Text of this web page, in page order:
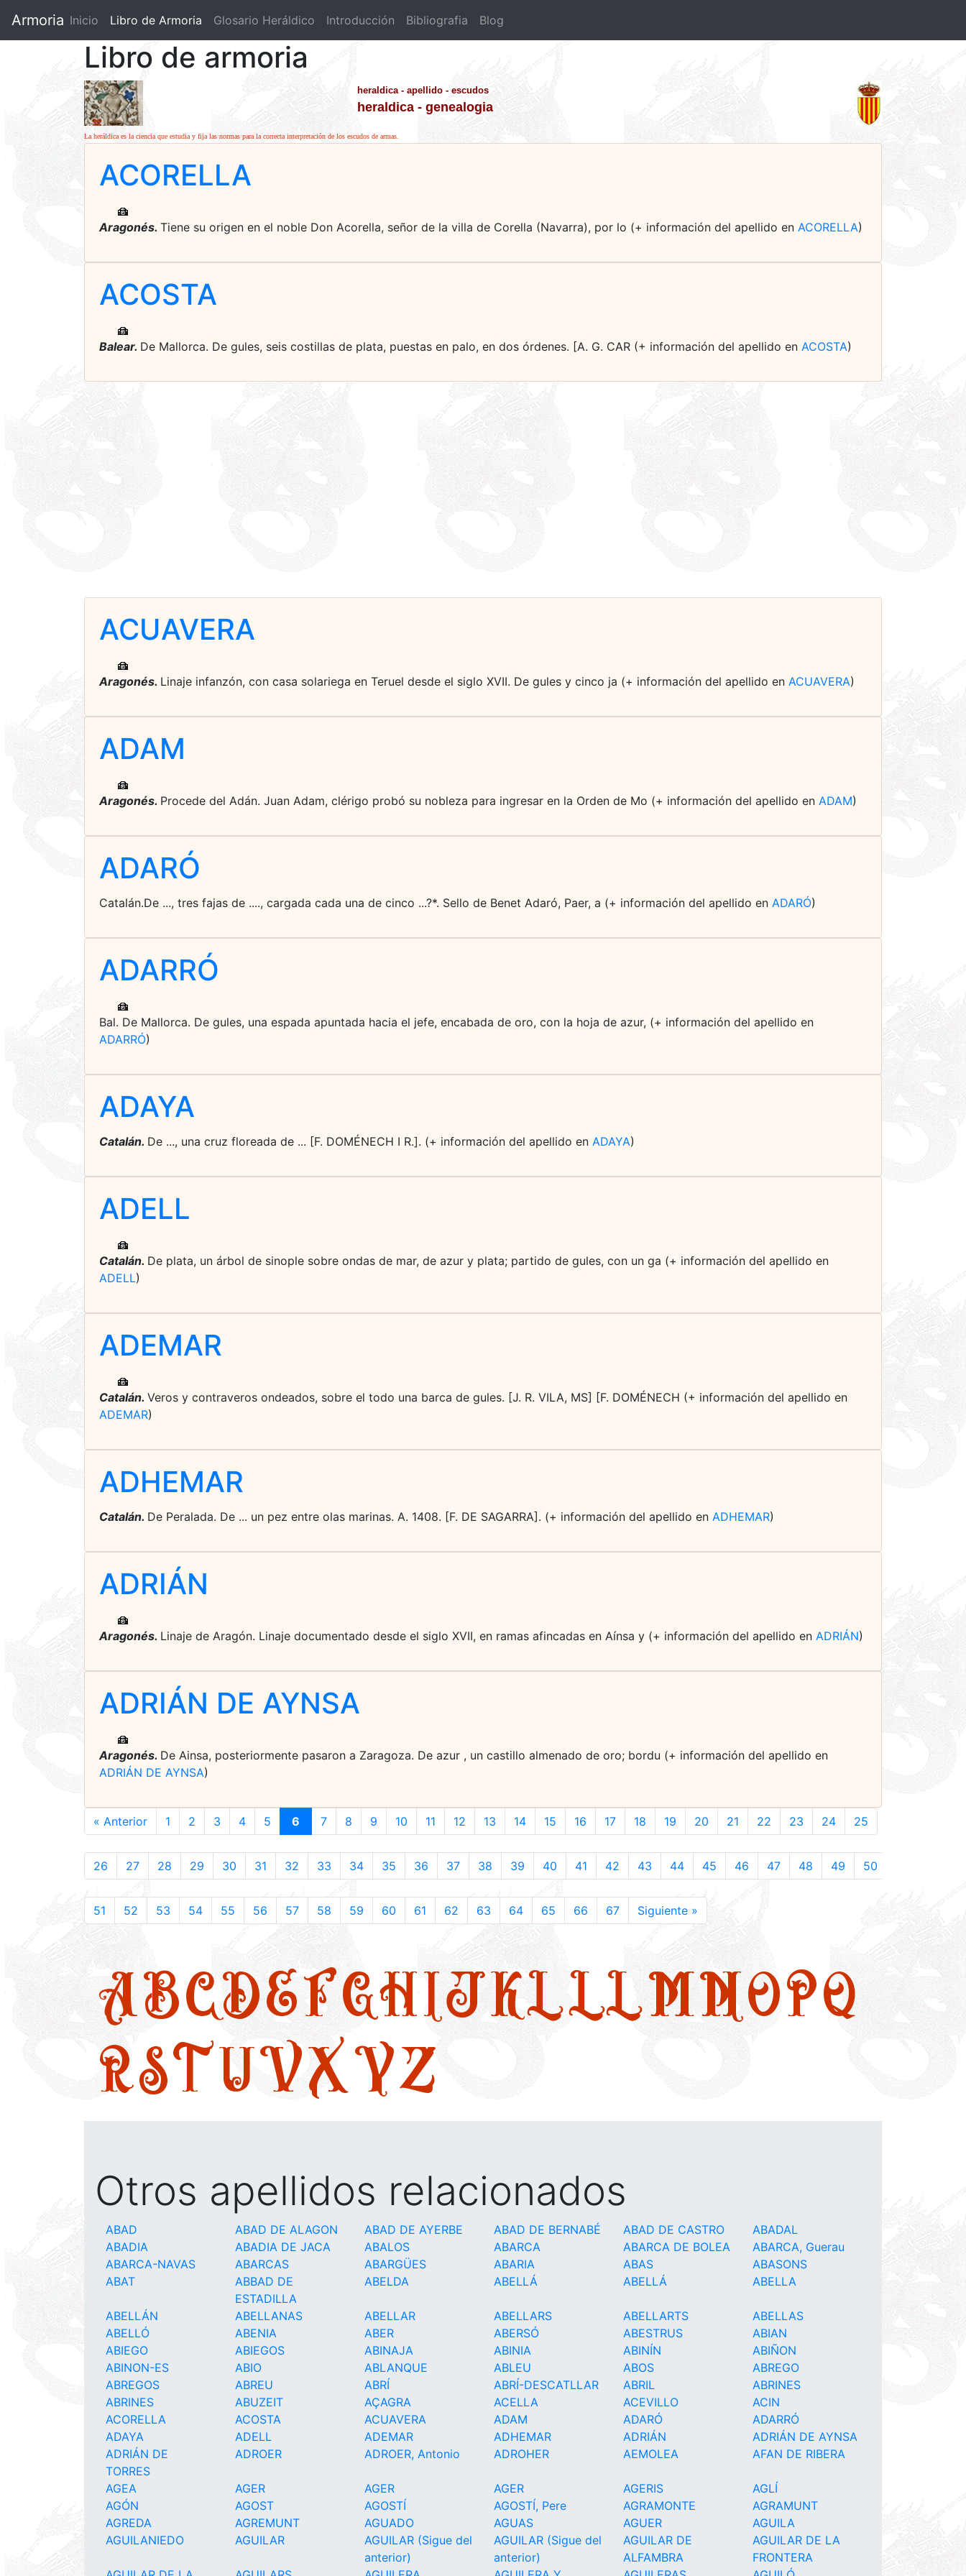
Armoria Inicio Libro de Armoria (current)
Glosario Heráldico Introducción Bibliografia Blog
Libro de armoria
heraldica - apellido - escudos
heraldica - genealogia
La heráldica es la ciencia que estudia y fija las normas para la correcta interpretación de los escudos de armas.
ACORELLA
Aragonés. Tiene su origen en el noble Don Acorella, señor de la villa de Corella (Navarra), por lo (+ información del apellido en ACORELLA)
ACOSTA
Balear. De Mallorca. De gules, seis costillas de plata, puestas en palo, en dos órdenes. [A. G. CAR (+ información del apellido en ACOSTA)
ACUAVERA
Aragonés. Linaje infanzón, con casa solariega en Teruel desde el siglo XVII. De gules y cinco ja (+ información del apellido en ACUAVERA)
ADAM
Aragonés. Procede del Adán. Juan Adam, clérigo probó su nobleza para ingresar en la Orden de Mo (+ información del apellido en ADAM)
ADARÓ
Catalán.De ..., tres fajas de ...., cargada cada una de cinco ...?*. Sello de Benet Adaró, Paer, a (+ información del apellido en ADARÓ)
ADARRÓ
Bal. De Mallorca. De gules, una espada apuntada hacia el jefe, encabada de oro, con la hoja de azur, (+ información del apellido en
ADARRÓ)
ADAYA
Catalán. De ..., una cruz floreada de ... [F. DOMÉNECH I R.]. (+ información del apellido en ADAYA)
ADELL
Catalán. De plata, un árbol de sinople sobre ondas de mar, de azur y plata; partido de gules, con un ga (+ información del apellido en
ADELL)
ADEMAR
Catalán. Veros y contraveros ondeados, sobre el todo una barca de gules. [J. R. VILA, MS] [F. DOMÉNECH (+ información del apellido en
ADEMAR)
ADHEMAR
Catalán. De Peralada. De ... un pez entre olas marinas. A. 1408. [F. DE SAGARRA]. (+ información del apellido en ADHEMAR)
ADRIÁN
Aragonés. Linaje de Aragón. Linaje documentado desde el siglo XVII, en ramas afincadas en Aínsa y (+ información del apellido en ADRIÁN)
ADRIÁN DE AYNSA
Aragonés. De Ainsa, posteriormente pasaron a Zaragoza. De azur , un castillo almenado de oro; bordu (+ información del apellido en
ADRIÁN DE AYNSA)
« Anterior 1 2 3 4 5 6 7 8 9 10 11 12 13 14 15 16 17 18 19 20 21 22 23 24 25
26 27 28 29 30 31 32 33 34 35 36 37 38 39 40 41 42 43 44 45 46 47 48 49 50
51 52 53 54 55 56 57 58 59 60 61 62 63 64 65 66 67 Siguiente »
ABCDEFGHIJKLLLMNOPQ
RSTUVXYZ
Otros apellidos relacionados
ABAD ABAD DE ALAGON ABAD DE AYERBE ABAD DE BERNABÉ ABAD DE CASTRO
ABADAL
ABADIA
ABADIA DE JACA ABALOS ABARCA ABARCA DE BOLEA
ABARCA, Guerau
ABARCA-NAVAS
ABARCAS ABARGÜES ABARIA ABAS
ABASONS
ABAT
ABBAD DE
ESTADILLA
ABELDA ABELLÁ ABELLÁ ABELLA
ABELLÁN ABELLANAS ABELLAR ABELLARS ABELLARTS
ABELLAS
ABELLÓ
ABENIA ABER ABERSÓ ABESTRUS
ABIAN
ABIEGO
ABIEGOS ABINAJA ABINIA ABINÍN
ABIÑON
ABINON-ES
ABIO ABLANQUE ABLEU ABOS
ABREGO
ABREGOS
ABREU ABRÍ ABRÍ-DESCATLLAR ABRIL
ABRINES
ABRINES
ABUZEIT AÇAGRA ACELLA ACEVILLO
ACIN
ACORELLA
ACOSTA ACUAVERA ADAM ADARÓ
ADARRÓ
ADAYA
ADELL ADEMAR ADHEMAR ADRIÁN
ADRIÁN DE AYNSA
ADRIÁN DE
TORRES
ADROER ADROER, Antonio ADROHER AEMOLEA AFAN DE RIBERA
AGEA AGER AGER AGER AGERIS
AGLÍ
AGÓN
AGOST AGOSTÍ AGOSTÍ, Pere AGRAMONTE
AGRAMUNT
AGREDA
AGREMUNT AGUADO AGUAS AGUER
AGUILA
AGUILANIEDO
AGUILAR
AGUILAR (Sigue del
anterior)
AGUILAR (Sigue del
anterior)
AGUILAR DE
ALFAMBRA
AGUILAR DE LA
FRONTERA